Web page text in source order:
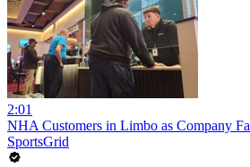
2:01
NHA Customers in Limbo as Company
SportsGrid